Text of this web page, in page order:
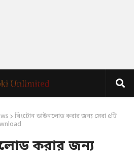
রিংটোন ডাউনলোড করার জন্য সেরা ৫টি
করার জন্য